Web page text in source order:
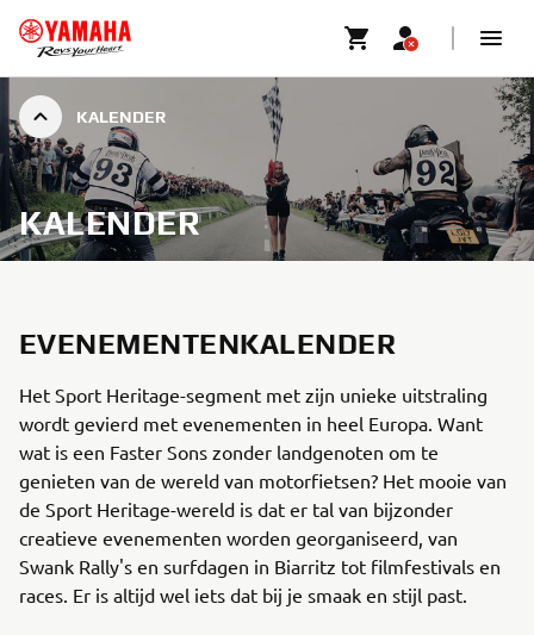
KALENDER
KALENDER
EVENEMENTENKALENDER
Het Sport Heritage-segment met zijn unieke uitstraling
wordt gevierd met evenementen in heel Europa. Want
wat is een Faster Sons zonder landgenoten om te
genieten van de wereld van motorfietsen? Het mooie van
de Sport Heritage-wereld is dat er tal van bijzonder
creatieve evenementen worden georganiseerd, van
Swank Rally's en surfdagen in Biarritz tot filmfestivals en
races. Er is altijd wel iets dat bij je smaak en stijl past.